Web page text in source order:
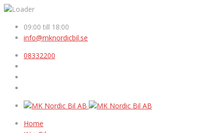
09:00 till 18:00
info@mknordicbil.se
08332200
Home